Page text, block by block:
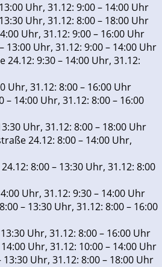
Uhr, 31.12: 9:00 – 14:00 Uhr
Uhr, 31.12: 8:00 – 18:00 Uhr
Uhr, 31.12: 9:00 – 16:00 Uhr
13:00 Uhr, 31.12: 9:00 – 14:00 Uhr
9:30 – 14:00 Uhr, 31.12:
Uhr, 31.12: 8:00 – 16:00 Uhr
14:00 Uhr, 31.12: 8:00 – 16:00
Uhr, 31.12: 8:00 – 18:00 Uhr
24.12: 8:00 – 14:00 Uhr,
8:00 – 13:30 Uhr, 31.12: 8:00
Uhr, 31.12: 9:30 – 14:00 Uhr
– 13:30 Uhr, 31.12: 8:00 – 16:00
Uhr, 31.12: 8:00 – 16:00 Uhr
Uhr, 31.12: 10:00 – 14:00 Uhr
Uhr, 31.12: 8:00 – 18:00 Uhr